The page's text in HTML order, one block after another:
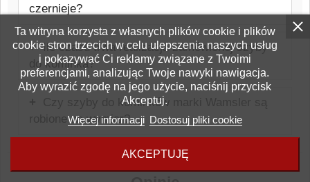
Ta witryna korzysta z własnych plików cookie i plików
cookie stron trzecich w celu ulepszenia naszych usług
i pokazywać Ci reklamy związane z Twoimi
preferencjami, analizując Twoje nawyki nawigacja.
Aby wyrazić zgodę na jego użycie, naciśnij przycisk
Akceptuj.
Więcej informacji Dostosuj pliki cookie
AKCEPTUJĘ
zachować ostrożność i stosować się do
zaleceń producenta urządzenia. Warto też
rozważyć pomoc firmy zewnętrznej, która
weźmie odpowiedzialność za prawidłowy
montaż szyby.
czernieje?
Najczęstszą przyczyną jest błędnie
wykonany montaż, nieprawidłowe
użytkowanie kominka, zła jakość opału
lub niewłaściwy ciąg kominowy.
Ile czasu trwa realizacja zamówionej szyby
do kominka?
Czas realizacji zamówienia wynosi od
kilku do kilkunastu dni roboczych.
Czy szyby do kominków marki Wamsler są
robione na wymiar?
Wamsler są produkowane pod konkretny